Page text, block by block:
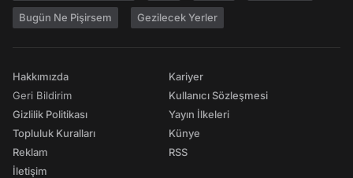
Bugün Ne Pişirsem Gezilecek Yerler
Hakkımızda
Geri Bildirim
Gizlilik Politikası
Topluluk Kuralları
Reklam
İletişim
Kariyer
Kullanıcı Sözleşmesi
Yayın İlkeleri
Künye
RSS